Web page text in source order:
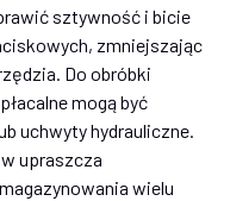
sztywność i bicie
zmniejszając
Do obróbki
mogą być
uchwyty hydrauliczne.
upraszcza
wielu